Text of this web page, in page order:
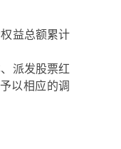
益总额累计
派发股票红
以相应的调